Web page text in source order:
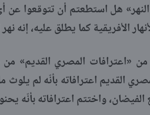
النهر» هل استطعتم أن تتوقعوا
الأفريقية كما يطلق عليه، إنه
«اعترافات المصري القديم»
القديم اعترافاته بأنّه لم يلوث
الفيضان، واختتم اعترافاته بأنّه